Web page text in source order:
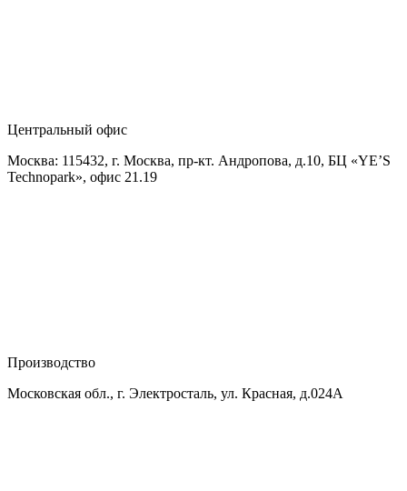
Центральный офис
Москва: 115432, г. Москва, пр-кт. Андропова, д.10, БЦ «YE’S
Technopark», офис 21.19
Производство
Московская обл., г. Электросталь, ул. Красная, д.024А